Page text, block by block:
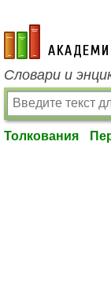
academic.ru
Словари и
Толкования